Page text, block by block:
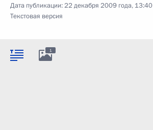
Дата публикации:22 декабря 2009 года, 13:40
Текстовая версия
1